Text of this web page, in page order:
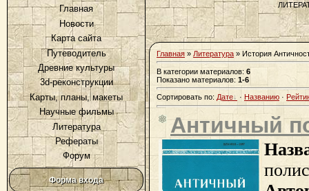
Главная
Новости
Карта сайта
Путеводитель
Древние культуры
3d-реконструкции
Карты, планы, макеты
Научные фильмы
Литература
Рефераты
Форум
Форма входа
Главная » Литература » История
В категории материалов: 6
Показано материалов: 1-6
Сортировать по: Дате · Названию ·
Античный
полис